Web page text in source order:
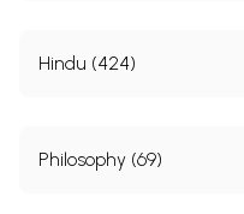
Hindu (424)
Philosophy (69)